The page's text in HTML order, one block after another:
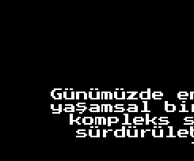
yaşamsal